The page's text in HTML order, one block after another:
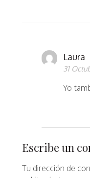
Laura
31
Yo
Escribe un
Tu dirección de